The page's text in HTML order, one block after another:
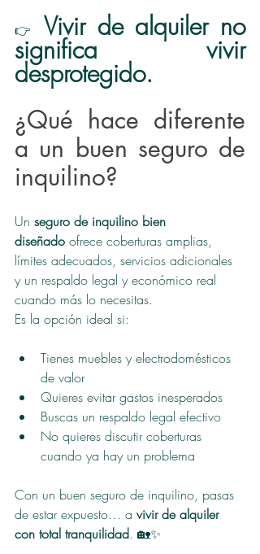
👉 Vivir de alquiler no
significa vivir
desprotegido.
¿Qué hace diferente
a un buen seguro de
inquilino?
Un seguro de inquilino bien
diseñado ofrece coberturas amplias,
límites adecuados, servicios adicionales
y un respaldo legal y económico real
cuando más lo necesitas.
Es la opción ideal si:
Tienes muebles y electrodomésticos
de valor
Quieres evitar gastos inesperados
Buscas un respaldo legal efectivo
No quieres discutir coberturas
cuando ya hay un problema
Con un buen seguro de inquilino, pasas
de estar expuesto… a vivir de alquiler
con total tranquilidad. 🏡✨